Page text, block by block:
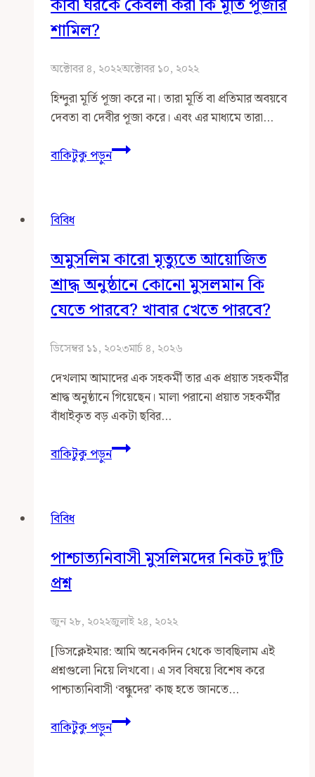
কাবা ঘরকে কেবলা করা কি মূর্তি পূজার
শামিল?
অক্টোবর ৪, ২০২২অক্টোবর ১০, ২০২২
হিন্দুরা মূর্তি পূজা করে না। তারা মূর্তি বা প্রতিমার অবয়বে
দেবতা বা দেবীর পূজা করে। এবং এর মাধ্যমে তারা…
বাকিটুকু পড়ুনকাবা
ঘরকে
পূজার
শামিল?
বিবিধ
অমুসলিম কারো মৃত্যুতে আয়োজিত
শ্রাদ্ধ অনুষ্ঠানে কোনো মুসলমান কি
যেতে পারবে? খাবার খেতে পারবে?
ডিসেম্বর ১১, ২০২৩মার্চ ৪, ২০২৬
দেখলাম আমাদের এক সহকর্মী তার এক প্রয়াত সহকর্মীর
শ্রাদ্ধ অনুষ্ঠানে গিয়েছেন। মালা পরানো প্রয়াত সহকর্মীর
বাঁধাইকৃত বড় একটা ছবির…
বাকিটুকু পড়ুনঅমুসলিম
কারো
কোনো
যেতে
খাবার
খেতে
পারবে?
বিবিধ
পাশ্চাত্যনিবাসী মুসলিমদের নিকট দু’টি
প্রশ্ন
জুন ২৮, ২০২২জুলাই ২৪, ২০২২
[ডিসক্লেইমার: আমি অনেকদিন থেকে ভাবছিলাম এই
প্রশ্নগুলো নিয়ে লিখবো। এ সব বিষয়ে বিশেষ করে
পাশ্চাত্যনিবাসী ‘বন্ধুদের’ কাছ হতে জানতে…
বাকিটুকু পড়ুনপাশ্চাত্যনিবাসী
মুসলিমদের